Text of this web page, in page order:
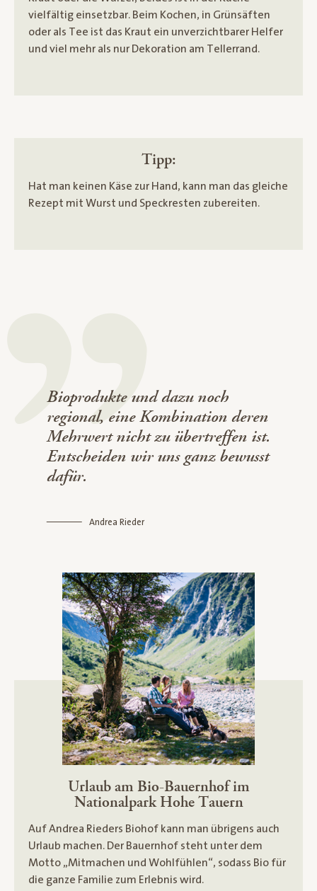
vielfältig einsetzbar. Beim Kochen, in Grünsäften
oder als Tee ist das Kraut ein unverzichtbarer Helfer
und viel mehr als nur Dekoration am Tellerrand.
Tipp:
Hat man keinen Käse zur Hand, kann man das gleiche
Rezept mit Wurst und Speckresten zubereiten.
Bioprodukte und dazu noch
regional, eine Kombination deren
Mehrwert nicht zu übertreffen ist.
Entscheiden wir uns ganz bewusst
dafür.
Andrea Rieder
Urlaub am Bio-Bauernhof im
Nationalpark Hohe Tauern
Auf Andrea Rieders Biohof kann man übrigens auch
Urlaub machen. Der Bauernhof steht unter dem
Motto „Mitmachen und Wohlfühlen“, sodass Bio für
die ganze Familie zum Erlebnis wird.